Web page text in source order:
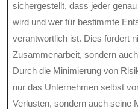
sichergestellt, dass jeder
wird und wer für bestimmte
verantwortlich ist. Dies fördert
Zusammenarbeit, sondern
Durch die Minimierung von
nur das Unternehmen selbst
Verlusten, sondern auch seine